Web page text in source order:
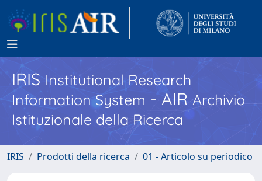
IRISInstitutional Research
Information System - AIR Archivio
Istituzionale della Ricerca
IRIS Prodotti della ricerca 01 - Articolo su periodico